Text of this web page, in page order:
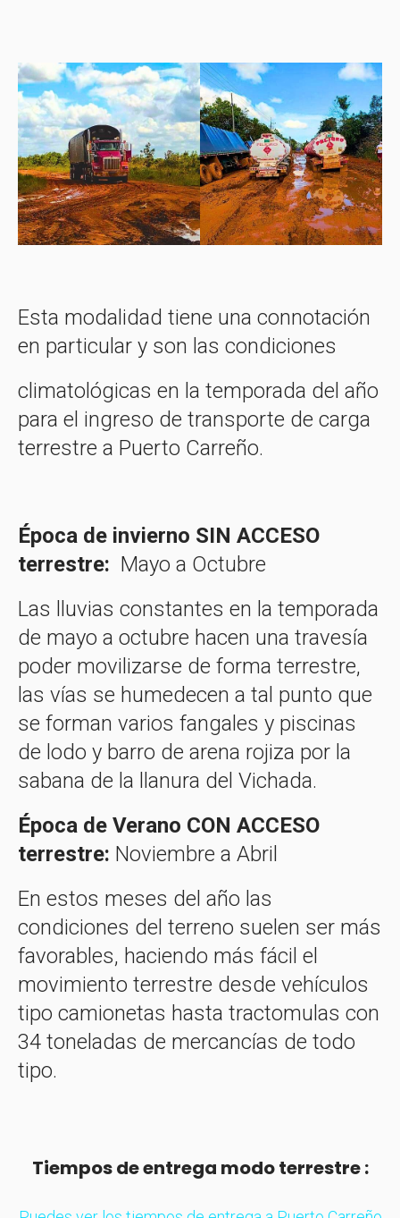
Esta modalidad tiene una connotación
en particular y son las condiciones
climatológicas en la temporada del año
para el ingreso de transporte de carga
terrestre a Puerto Carreño.
Época de invierno SIN ACCESO
terrestre: Mayo a Octubre
Las lluvias constantes en la temporada
de mayo a octubre hacen una travesía
poder movilizarse de forma terrestre,
las vías se humedecen a tal punto que
se forman varios fangales y piscinas
de lodo y barro de arena rojiza por la
sabana de la llanura del Vichada.
Época de Verano CON ACCESO
terrestre: Noviembre a Abril
En estos meses del año las
condiciones del terreno suelen ser más
favorables, haciendo más fácil el
movimiento terrestre desde vehículos
tipo camionetas hasta tractomulas con
34 toneladas de mercancías de todo
tipo.
Tiempos de entrega modo terrestre :